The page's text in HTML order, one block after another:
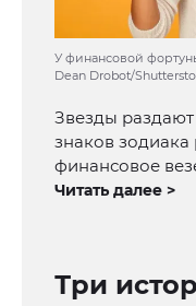
У финансовой
Dean Drobot/
Звезды
знаков
финансовое
Читать далее >
Три